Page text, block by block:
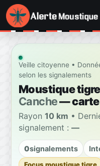
Veille citoyenne •
selon les signalements
Moustique
Canche— carte
Rayon 10 km •
signalement : —
0signalements